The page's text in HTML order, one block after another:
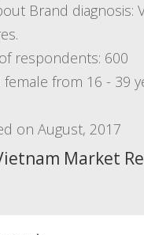
Brand diagnosis:
respondents: 600
female from 16 - 39
on August, 2017
Market